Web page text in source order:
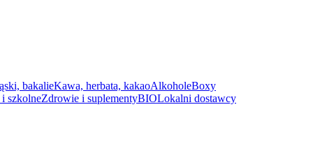
bakalieKawa, herbata, kakaoAlkoholeBoxy
szkolneZdrowie i suplementyBIOLokalni dostawcy